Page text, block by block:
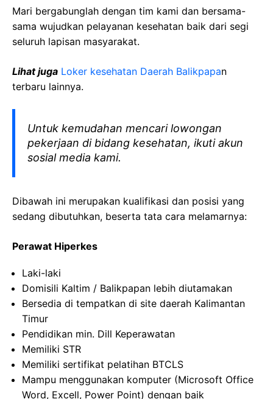
Mari bergabunglah dengan tim kami dan bersama-
sama wujudkan pelayanan kesehatan baik dari segi
seluruh lapisan masyarakat.
Lihat juga Loker kesehatan Daerah Balikpapan
terbaru lainnya.
Untuk kemudahan mencari lowongan
pekerjaan di bidang kesehatan, ikuti akun
sosial media kami.
Dibawah ini merupakan kualifikasi dan posisi yang
sedang dibutuhkan, beserta tata cara melamarnya:
Perawat Hiperkes
Laki-laki
Domisili Kaltim / Balikpapan lebih diutamakan
Bersedia di tempatkan di site daerah Kalimantan
Timur
Pendidikan min. Dill Keperawatan
Memiliki STR
Memiliki sertifikat pelatihan BTCLS
Mampu menggunakan komputer (Microsoft Office
Word, Excell, Power Point) dengan baik